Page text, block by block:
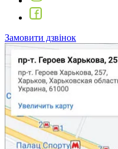
Замовити дзвінок